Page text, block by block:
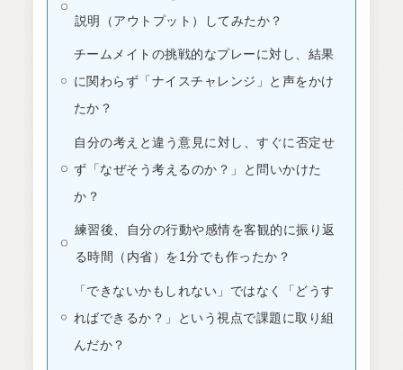
説明（アウトプット）してみたか？
チームメイトの挑戦的なプレーに対し、結果
に関わらず「ナイスチャレンジ」と声をかけ
たか？
自分の考えと違う意見に対し、すぐに否定せ
ず「なぜそう考えるのか？」と問いかけた
か？
練習後、自分の行動や感情を客観的に振り返
る時間（内省）を1分でも作ったか？
「できないかもしれない」ではなく「どうす
ればできるか？」という視点で課題に取り組
んだか？